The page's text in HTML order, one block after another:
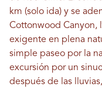
km (solo ida) y se
Cottonwood Canyon,
exigente en plena
simple paseo por la
excursión por un
después de las